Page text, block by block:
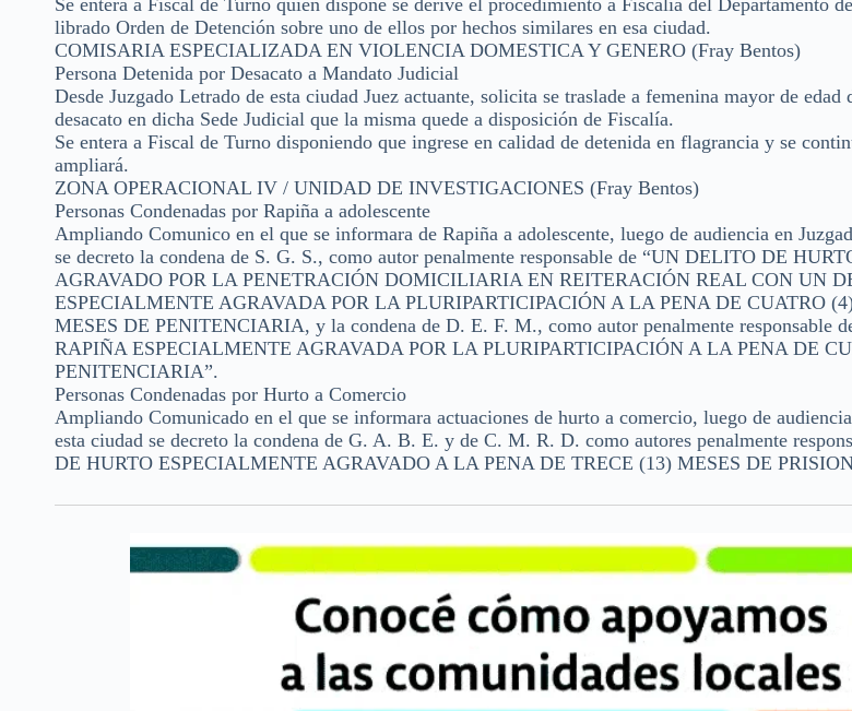
Se entera a Fiscal de Turno quien dispone se derive el procedimiento a Fiscalía del Departamento
librado Orden de Detención sobre uno de ellos por hechos similares en esa ciudad.
COMISARIA ESPECIALIZADA EN VIOLENCIA DOMESTICA Y GENERO (Fray Bentos)
Persona Detenida por Desacato a Mandato Judicial
Desde Juzgado Letrado de esta ciudad Juez actuante, solicita se traslade a femenina mayor de
desacato en dicha Sede Judicial que la misma quede a disposición de Fiscalía.
Se entera a Fiscal de Turno disponiendo que ingrese en calidad de detenida en flagrancia y se
ampliará.
ZONA OPERACIONAL IV / UNIDAD DE INVESTIGACIONES (Fray Bentos)
Personas Condenadas por Rapiña a adolescente
Ampliando Comunico en el que se informara de Rapiña a adolescente, luego de audiencia en
se decreto la condena de S. G. S., como autor penalmente responsable de “UN DELITO DE
AGRAVADO POR LA PENETRACIÓN DOMICILIARIA EN REITERACIÓN REAL CON UN
ESPECIALMENTE AGRAVADA POR LA PLURIPARTICIPACIÓN A LA PENA DE CUATRO
MESES DE PENITENCIARIA, y la condena de D. E. F. M., como autor penalmente responsable
RAPIÑA ESPECIALMENTE AGRAVADA POR LA PLURIPARTICIPACIÓN A LA PENA DE
PENITENCIARIA”.
Personas Condenadas por Hurto a Comercio
Ampliando Comunicado en el que se informara actuaciones de hurto a comercio, luego de
esta ciudad se decreto la condena de G. A. B. E. y de C. M. R. D. como autores penalmente
DE HURTO ESPECIALMENTE AGRAVADO A LA PENA DE TRECE (13) MESES DE